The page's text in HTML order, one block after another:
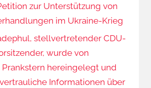
zur Unterstützung von
im Ukraine-Krieg
stellvertretender CDU-
wurde von
Prankstern hereingelegt und
Informationen über